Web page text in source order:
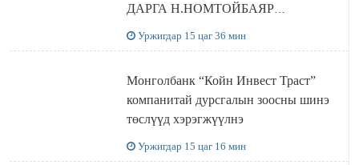
ДАРГА Н.НОМТОЙБАЯР
Уржигдар 15 цаг 36 мин
Монголбанк “Койн Инвест Траст”
компанитай дурсгалын зоосны шинэ
төслүүд хэрэгжүүлнэ
Уржигдар 15 цаг 16 мин